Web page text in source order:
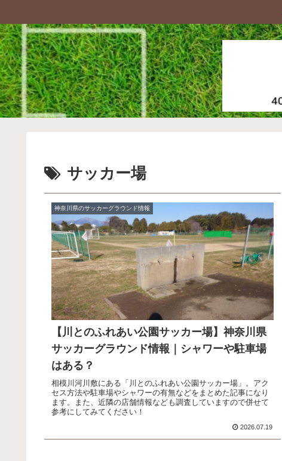
サッカー場
神奈川県のサッカーグラウンド情報
【川とのふれあい公園サッカー場】神奈川県
サッカーグラウンド情報｜シャワーや駐車場
はある？
相模川河川敷にある「川とのふれあい公園サッカー場」。アク
セス方法や駐車場やシャワーの有無などをまとめた記事になり
ます。また、近隣の店舗情報なども調査していますので併せて
参考にしてみてください！
2026.07.19